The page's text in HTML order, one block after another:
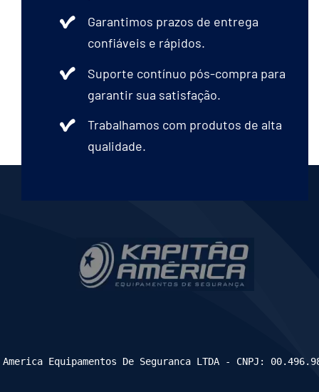
Garantimos prazos de entrega
confiáveis e rápidos.
Suporte contínuo pós-compra para
garantir sua satisfação.
Trabalhamos com produtos de alta
qualidade.
Equipamentos De Seguranca LTDA - CNPJ: